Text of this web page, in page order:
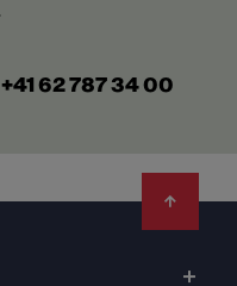
+41 62 787 34 00